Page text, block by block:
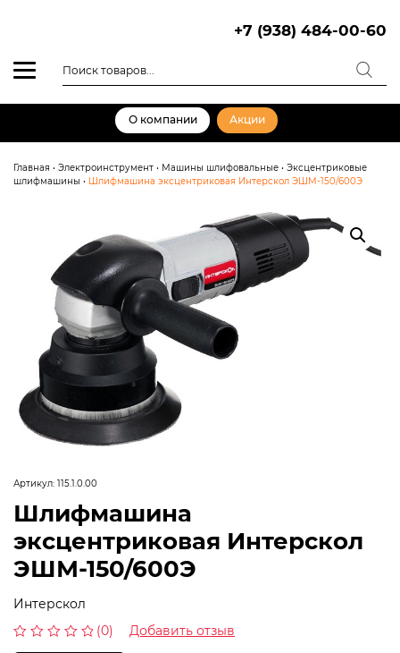
+7 (938) 484-00-60
товаров
О компании Акции
Главная • Электроинструмент • Машины шлифовальные • Эксцентриковые
шлифмашины • Шлифмашина эксцентриковая Интерскол ЭШМ-150/600Э
Артикул: 115.1.0.00
Шлифмашина
эксцентриковая Интерскол
ЭШМ-150/600Э
Интерскол
(0) Добавить отзыв